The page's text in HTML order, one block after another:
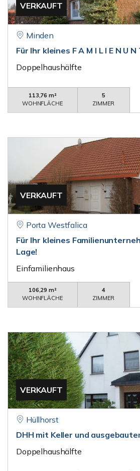
VERKAUFT
Minden
Für Ihr kleines F A M I L I E N U N
Doppelhaushälfte
113,76 m²
WOHNFLÄCHE
5
ZIMMER
VERKAUFT
Porta Westfalica
Für Ihr kleines
Lage!
Einfamilienhaus
106,29 m²
WOHNFLÄCHE
4
ZIMMER
VERKAUFT
Hüllhorst
DHH mit Keller und
Doppelhaushälfte